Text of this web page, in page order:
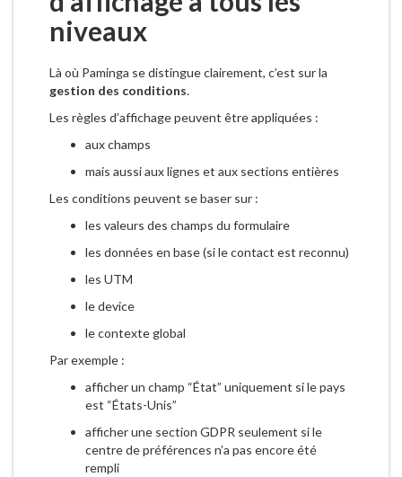
niveaux
Là où Paminga se distingue clairement, c’est sur la
gestion des conditions.
Les règles d’affichage peuvent être appliquées :
aux champs
mais aussi aux lignes et aux sections entières
Les conditions peuvent se baser sur :
les valeurs des champs du formulaire
les données en base (si le contact est reconnu)
les UTM
le device
le contexte global
Par exemple :
afficher un champ “État” uniquement si le pays
est “États-Unis”
afficher une section GDPR seulement si le
centre de préférences n’a pas encore été
rempli